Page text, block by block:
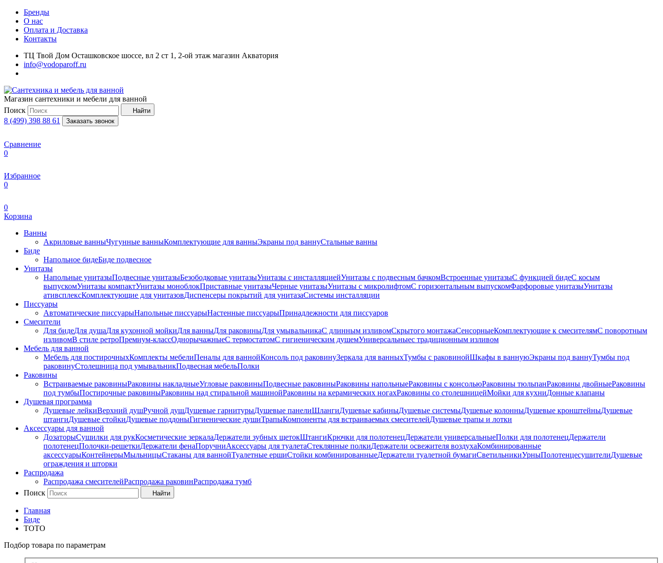
Бренды
О нас
Оплата и Доставка
Контакты
ТЦ Твой Дом Осташковское шоссе, вл 2 ст 1, 2-ой этаж магазин Акватория
info@vodoparoff.ru
Магазин сантехники и мебели для ванной
Поиск
Найти
8 (499) 398 88 61 Заказать звонок
Сравнение
0
Избранное
0
0
Корзина
Ванны
Акриловые ванныЧугунные ванныКомплектующие для ванныЭкраны под ваннуСтальные ванны
Биде
Напольное бидеБиде пoдвеснoе
Унитазы
Напольные унитазыПодвесные унитазыБезободковые унитазыУнитазы с инсталляциейУнитазы с подвесным бачкомВстроенные унитазыС функцией бидеС косым
выпускомУнитазы компактУнитазы моноблокПриставные унитазыЧерные унитазыУнитазы с микролифтомC горизонтальным выпускомФарфоровые унитазыУнитазы
ативсплексКомплектующие для унитазовДиспенсеры покрытий для унитазаСистемы инсталляции
Писсуары
Автоматические писсуарыНапольные писсуарыНастенные писсуарыПринадлежности для писсуаров
Смесители
Для бидеДля душаДля кухонной мойкиДля ванныДля раковиныДля умывальникаС длинным изливомСкрытого монтажаСенсорныеКомплектующие к смесителямС поворотным
изливомВ стиле ретроПремиум-классОднорычажныеС термостатомС гигиеническим душемУниверсальныес традиционным изливом
Мебель для ванной
Мебель для постирочныхКомплекты мебелиПеналы для ваннойКонсоль под раковинуЗеркала для ванныхТумбы с раковинойШкафы в ваннуюЭкраны под ваннуТумбы под
раковинуСтолешница под умывальникПодвесная мебельПолки
Раковины
Встраиваемые раковиныРаковины накладныеУгловые раковиныПодвесные раковиныРаковины напольныеРаковины с консольюРаковины тюльпанРаковины двойныеРаковины
под тумбыПостирочные раковиныРаковины над стиральной машинойРаковины на керамических ногахРаковины со столешницейМойки для кухниДонные клапаны
Душевая программа
Душевые лейкиВерхний душРучной душДушевые гарнитурыДушевые панелиШлангиДушевые кабиныДушевые системыДушевые колонныДушевые кронштейныДушевые
штангиДушевые стойкиДушевые поддоныГигиенические душиТрапыКомпоненты для встраиваемых смесителейДушевые трапы и лотки
Аксессуары для ванной
ДозаторыСушилки для рукКосметические зеркалаДержатели зубных щетокШтангиКрючки для полотенецДержатели универсальныеПолки для полотенецДержатели
полотенецПолочки-решеткиДержатели фенаПоручниАксессуары для туалетаСтеклянные полкиДержатели освежителя воздухаКомбинированные
аксессуарыКонтейнерыМыльницыСтаканы для ваннойТуалетные ершиСтойки комбинированныеДержатели туалетной бумагиСветильникиУрныПолотенцесушителиДушевые
ограждения и шторки
Распродажа
Распродажа смесителейРаспродажа раковинРаспродажа тумб
Поиск
Найти
Главная
Биде
TOTO
Подбор товара по параметрам